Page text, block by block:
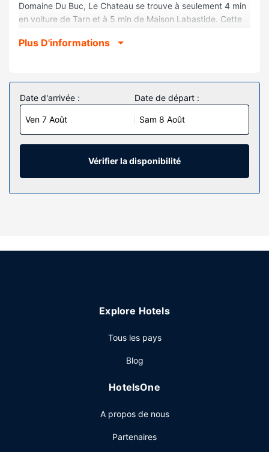
Domaine Du Buc, Le Chateau se trouve à seulement 4 min
en voiture de Tarn et à 5 min de Maison Labastide. Cette
8,5 km de Circuit d'Albi.
Avec une décoration personnalisée, les 6 chambres de
l'hébergement vous invitent à la détente. Profitez de la
cuisine commune/partagée pour préparer vos repas !
L'accès Wi-Fi à Internet gratuit vous permet de rester en
contact avec le reste du monde. Une salle de bain privée
avec des articles de toilette gratuits et un sèche-cheveux
est à votre disposition.
Les services sur place
N'hésitez pas à profiter des nombreuses infrastructures de
de style Belle Époque, vous trouverez aussi l'accès Wi-Fi à
Un petit déjeuner buffet est servi tous les jours de 08 h 30
Les équipements et services proposés incluent un service
polyglotte et une consigne à bagages. Un parking gratuit
Plus D'informations
Date d'arrivée :
Ven 7 Août
Date de départ :
Sam 8 Août
Vérifier la disponibilité
Explore Hotels
Tous les pays
Blog
HotelsOne
A propos de nous
Partenaires